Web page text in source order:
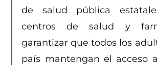
de salud pública
centros de salud y
garantizar que todos los
país mantengan el acceso